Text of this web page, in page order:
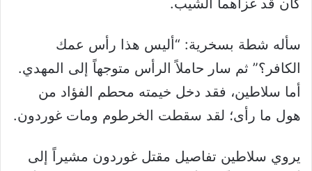
كان قد غزاهما الشيب.
سأله شطة بسخرية: “أليس هذا رأس عمك
الكافر؟” ثم سار حاملاً الرأس متوجهاً إلى المهدي.
أما سلاطين، فقد دخل خيمته محطم الفؤاد من
هول ما رأى؛ لقد سقطت الخرطوم ومات غوردون.
يروي سلاطين تفاصيل مقتل غوردون مشيراً إلى